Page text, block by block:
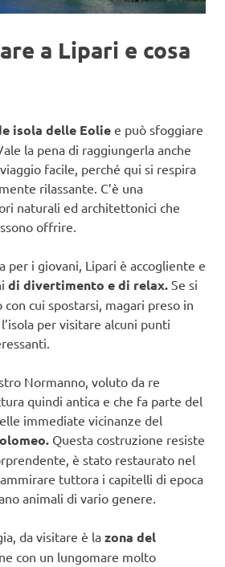
a Lipari e cosa
isola delle Eoliee può sfoggiare
la pena di raggiungerla anche
facile, perché qui si respira
rilassante. C’è una
naturali ed architettonici che
offrire.
per i giovani, Lipari è accogliente e
di divertimento e di relax. Se si
cui spostarsi, magari preso in
per visitare alcuni punti
Normanno, voluto da re
quindi antica e che fa parte del
immediate vicinanze del
Questa costruzione resiste
è stato restaurato nel
tuttora i capitelli di epoca
animali di vario genere.
da visitare è la zona del
con un lungomare molto